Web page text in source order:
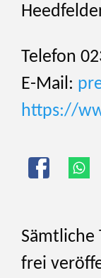
Telefon
E-Mail:
https://
Sämtliche
frei